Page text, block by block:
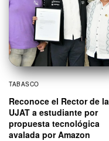
TABASCO
Reconoce el Rector de la
UJAT a estudiante por
propuesta tecnológica
avalada por Amazon